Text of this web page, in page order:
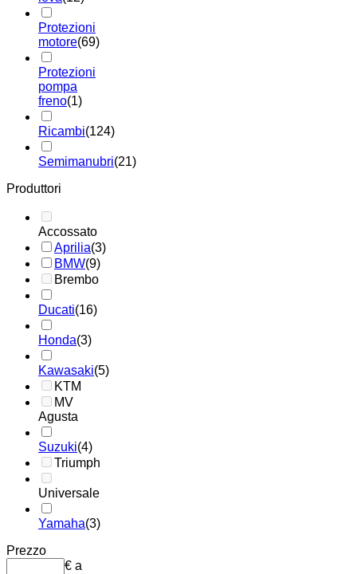
Protezioni
motore(69)
Protezioni
pompa
freno(1)
Ricambi(124)
Semimanubri(21)
Produttori
Accossato
Aprilia(3)
BMW(9)
Brembo
Ducati(16)
Honda(3)
Kawasaki(5)
KTM
MV
Agusta
Suzuki(4)
Triumph
Universale
Yamaha(3)
Prezzo
€ a